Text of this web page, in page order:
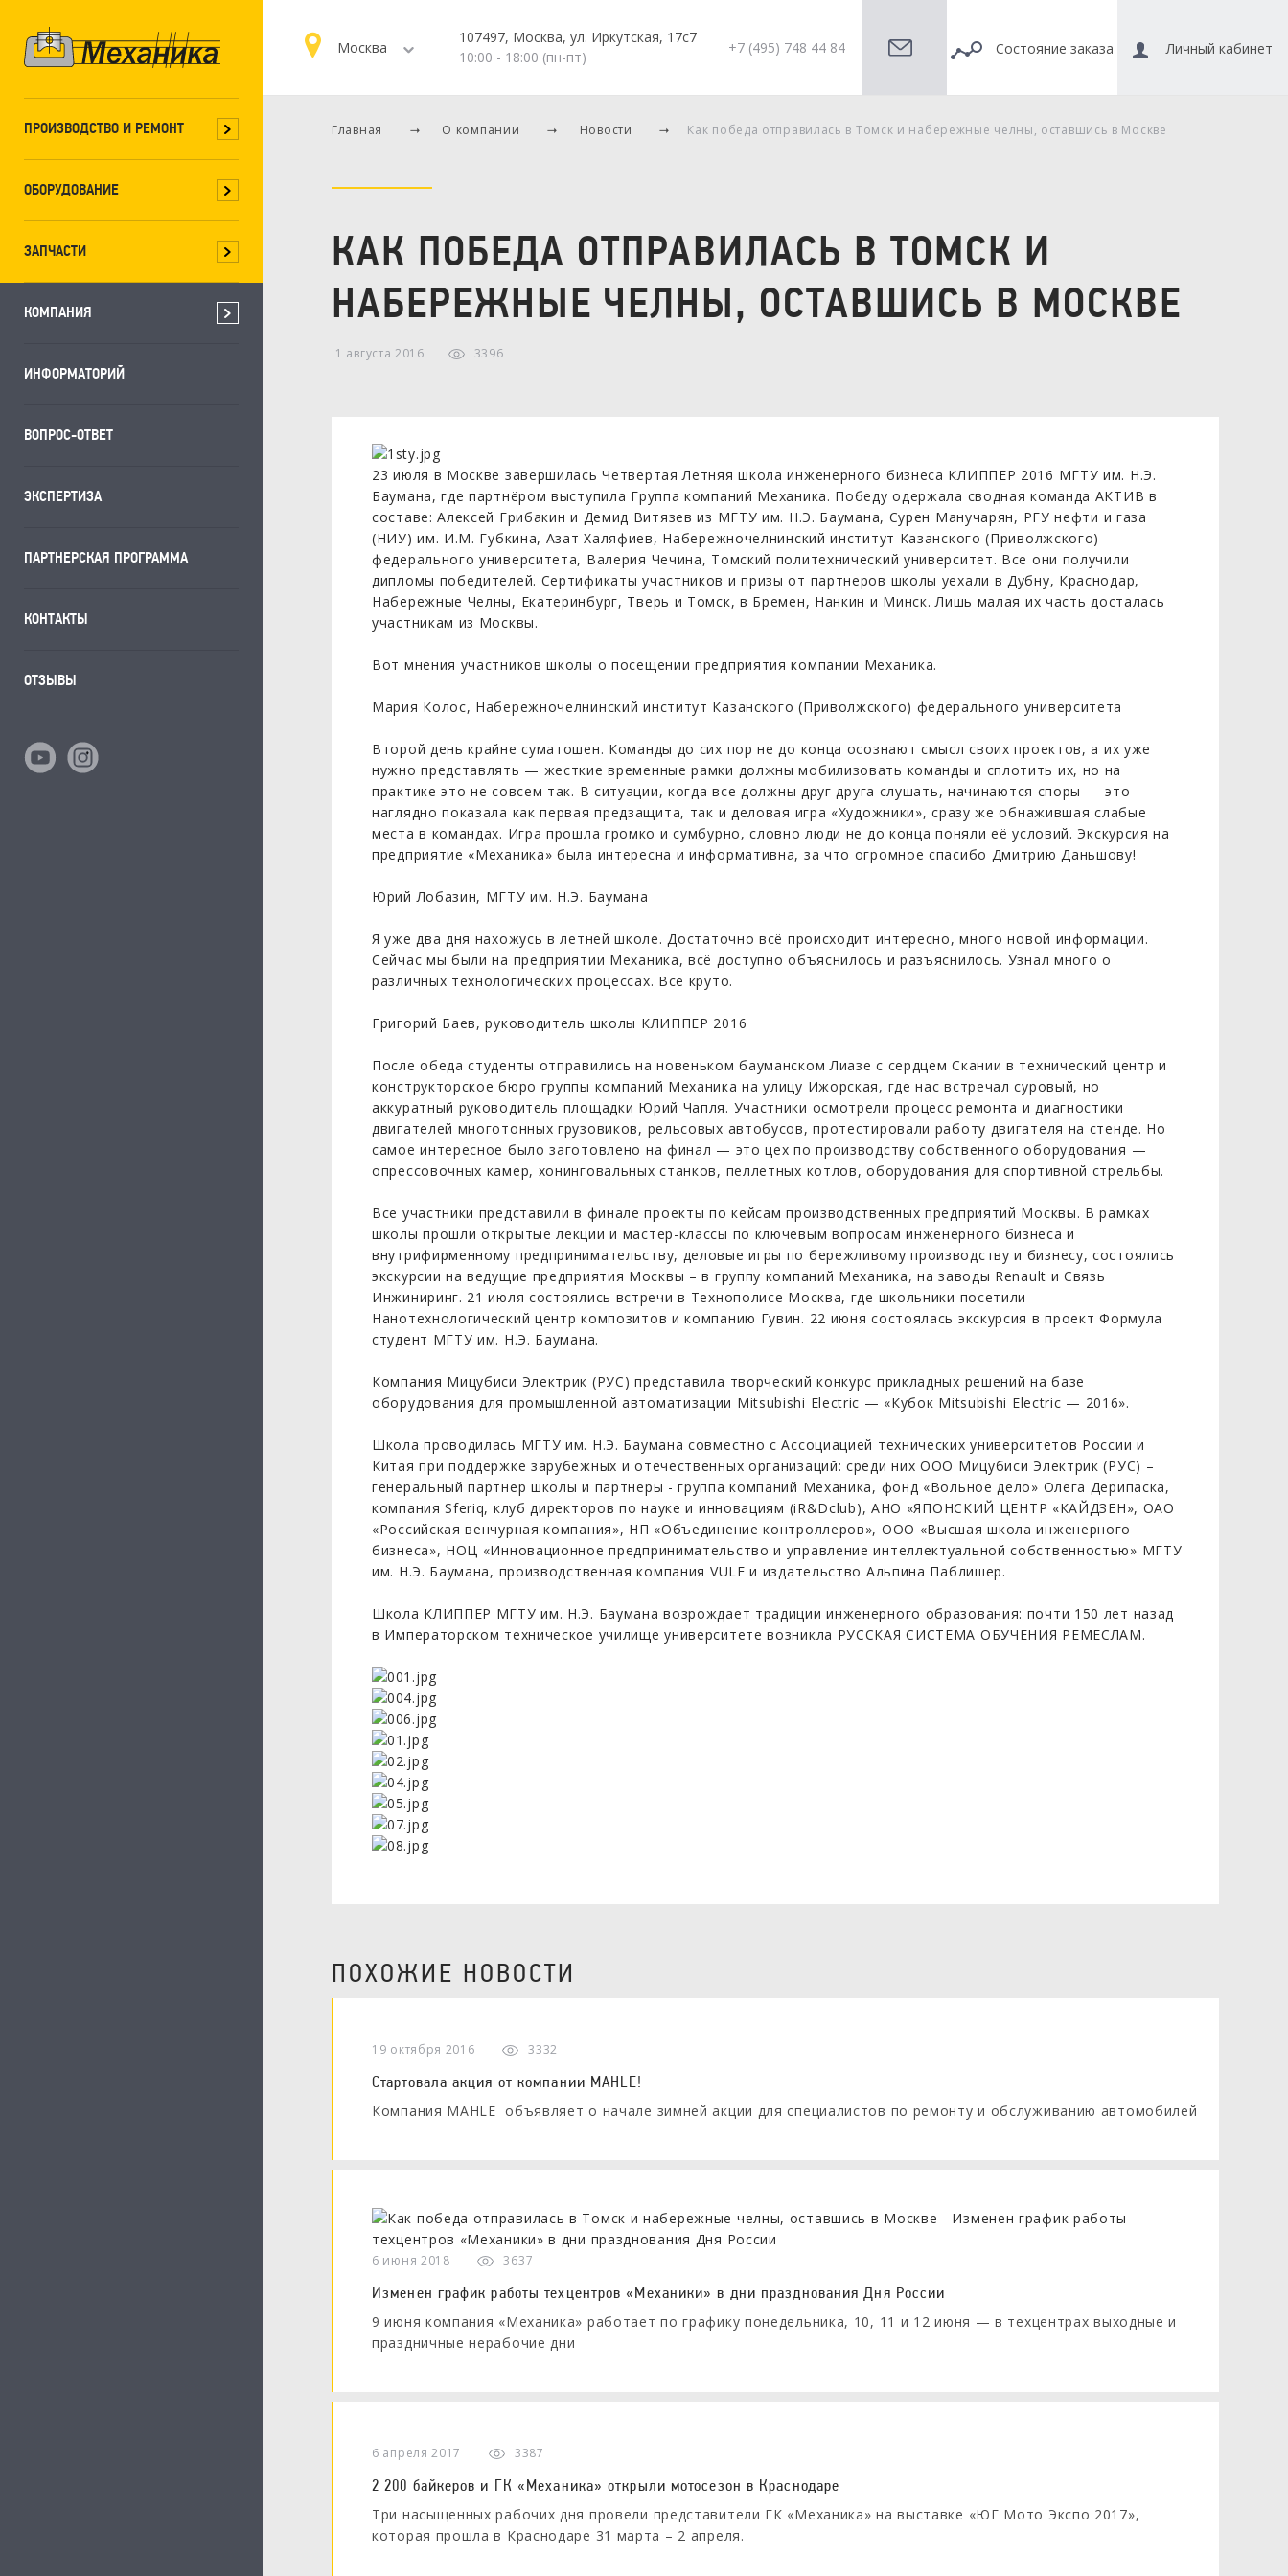
ПРОИЗВОДСТВО И РЕМОНТ
ОБОРУДОВАНИЕ
ЗАПЧАСТИ
КОМПАНИЯ
ИНФОРМАТОРИЙ
ВОПРОС-ОТВЕТ
ЭКСПЕРТИЗА
ПАРТНЕРСКАЯ ПРОГРАММА
КОНТАКТЫ
ОТЗЫВЫ
Москва
107497, Москва, ул. Иркутская, 17с7
10:00 - 18:00 (пн-пт)
+7 (495) 748 44 84 Состояние заказа Личный кабинет
Главная О компании Новости Как победа отправилась в Томск и набережные челны, оставшись в Москве
КАК ПОБЕДА ОТПРАВИЛАСЬ В ТОМСК И
НАБЕРЕЖНЫЕ ЧЕЛНЫ, ОСТАВШИСЬ В МОСКВЕ
1 августа 2016 3396
23 июля в Москве завершилась Четвертая Летняя школа инженерного бизнеса КЛИППЕР 2016 МГТУ им. Н.Э.
Баумана, где партнёром выступила Группа компаний Механика. Победу одержала сводная команда АКТИВ в
составе: Алексей Грибакин и Демид Витязев из МГТУ им. Н.Э. Баумана, Сурен Манучарян, РГУ нефти и газа
(НИУ) им. И.М. Губкина, Азат Халяфиев, Набережночелнинский институт Казанского (Приволжского)
федерального университета, Валерия Чечина, Томский политехнический университет. Все они получили
дипломы победителей. Сертификаты участников и призы от партнеров школы уехали в Дубну, Краснодар,
Набережные Челны, Екатеринбург, Тверь и Томск, в Бремен, Нанкин и Минск. Лишь малая их часть досталась
участникам из Москвы.
Вот мнения участников школы о посещении предприятия компании Механика.
Мария Колос, Набережночелнинский институт Казанского (Приволжского) федерального университета
Второй день крайне суматошен. Команды до сих пор не до конца осознают смысл своих проектов, а их уже
нужно представлять — жесткие временные рамки должны мобилизовать команды и сплотить их, но на
практике это не совсем так. В ситуации, когда все должны друг друга слушать, начинаются споры — это
наглядно показала как первая предзащита, так и деловая игра «Художники», сразу же обнажившая слабые
места в командах. Игра прошла громко и сумбурно, словно люди не до конца поняли её условий. Экскурсия на
предприятие «Механика» была интересна и информативна, за что огромное спасибо Дмитрию Даньшову!
Юрий Лобазин, МГТУ им. Н.Э. Баумана
Я уже два дня нахожусь в летней школе. Достаточно всё происходит интересно, много новой информации.
Сейчас мы были на предприятии Механика, всё доступно объяснилось и разъяснилось. Узнал много о
различных технологических процессах. Всё круто.
Григорий Баев, руководитель школы КЛИППЕР 2016
После обеда студенты отправились на новеньком бауманском Лиазе с сердцем Скании в технический центр и
конструкторское бюро группы компаний Механика на улицу Ижорская, где нас встречал суровый, но
аккуратный руководитель площадки Юрий Чапля. Участники осмотрели процесс ремонта и диагностики
двигателей многотонных грузовиков, рельсовых автобусов, протестировали работу двигателя на стенде. Но
самое интересное было заготовлено на финал — это цех по производству собственного оборудования —
опрессовочных камер, хонинговальных станков, пеллетных котлов, оборудования для спортивной стрельбы.
Все участники представили в финале проекты по кейсам производственных предприятий Москвы. В рамках
школы прошли открытые лекции и мастер-классы по ключевым вопросам инженерного бизнеса и
внутрифирменному предпринимательству, деловые игры по бережливому производству и бизнесу, состоялись
экскурсии на ведущие предприятия Москвы – в группу компаний Механика, на заводы Renault и Связь
Инжиниринг. 21 июля состоялись встречи в Технополисе Москва, где школьники посетили
Нанотехнологический центр композитов и компанию Гувин. 22 июня состоялась экскурсия в проект Формула
студент МГТУ им. Н.Э. Баумана.
Компания Мицубиси Электрик (РУС) представила творческий конкурс прикладных решений на базе
оборудования для промышленной автоматизации Mitsubishi Electric — «Кубок Mitsubishi Electric — 2016».
Школа проводилась МГТУ им. Н.Э. Баумана совместно с Ассоциацией технических университетов России и
Китая при поддержке зарубежных и отечественных организаций: среди них ООО Мицубиси Электрик (РУС) –
генеральный партнер школы и партнеры - группа компаний Механика, фонд «Вольное дело» Олега Дерипаска,
компания Sferiq, клуб директоров по науке и инновациям (iR&Dclub), АНО «ЯПОНСКИЙ ЦЕНТР «КАЙДЗЕН», ОАО
«Российская венчурная компания», НП «Объединение контроллеров», ООО «Высшая школа инженерного
бизнеса», НОЦ «Инновационное предпринимательство и управление интеллектуальной собственностью» МГТУ
им. Н.Э. Баумана, производственная компания VULE и издательство Альпина Паблишер.
Школа КЛИППЕР МГТУ им. Н.Э. Баумана возрождает традиции инженерного образования: почти 150 лет назад
в Императорском техническое училище университете возникла РУССКАЯ СИСТЕМА ОБУЧЕНИЯ РЕМЕСЛАМ.
ПОХОЖИЕ НОВОСТИ
19 октября 2016 3332
Стартовала акция от компании MAHLE!
Компания MAHLE объявляет о начале зимней акции для специалистов по ремонту и обслуживанию автомобилей
6 июня 2018 3637
Изменен график работы техцентров «Механики» в дни празднования Дня России
9 июня компания «Механика» работает по графику понедельника, 10, 11 и 12 июня — в техцентрах выходные и
праздничные нерабочие дни
6 апреля 2017 3387
2 200 байкеров и ГК «Механика» открыли мотосезон в Краснодаре
Три насыщенных рабочих дня провели представители ГК «Механика» на выставке «ЮГ Мото Экспо 2017»,
которая прошла в Краснодаре 31 марта – 2 апреля.